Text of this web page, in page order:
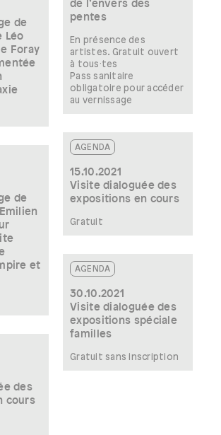
de l’envers des
pentes
En présence des
artistes. Gratuit ouvert
à tous·tes
Pass sanitaire
obligatoire pour accéder
au vernissage
de
Léo
Foray
AGENDA
15.10.2021
Visite dialoguée des
expositions en cours
Gratuit
de
et
AGENDA
30.10.2021
Visite dialoguée des
expositions spéciale
familles
Gratuit sans inscription
des
cours